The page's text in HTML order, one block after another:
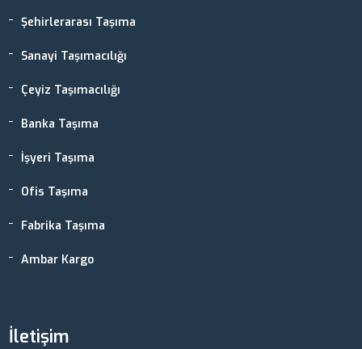
Şehirlerarası Taşıma
Sanayi Taşımacılığı
Çeyiz Taşımacılığı
Banka Taşıma
İşyeri Taşıma
Ofis Taşıma
Fabrika Taşıma
Ambar Kargo
İletişim